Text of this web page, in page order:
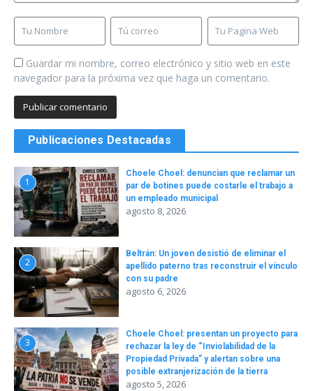
Guardar mi nombre, correo electrónico y sitio web en este
navegador para la próxima vez que haga un comentario.
Publicaciones Destacadas
1
Choele Choel: denuncian que reclamar un
par de botines puede costarle el trabajo a
un empleado municipal
agosto 8, 2026
2
Beltrán: Un joven desistió de eliminar el
apellido paterno tras reconstruir el vínculo
con su padre
agosto 6, 2026
3
Choele Choel: presentan un proyecto para
rechazar la ley de “Inviolabilidad de la
Propiedad Privada” y alertan sobre una
posible extranjerización de la tierra
agosto 5, 2026